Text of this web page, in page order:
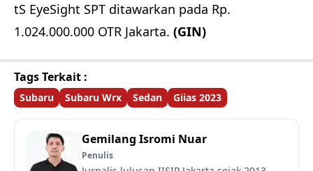
tS EyeSight SPT ditawarkan pada Rp.
1.024.000.000 OTR Jakarta. (GIN)
Tags Terkait :
Subaru Subaru Wrx Sedan Giias 2023
Gemilang Isromi Nuar
Penulis